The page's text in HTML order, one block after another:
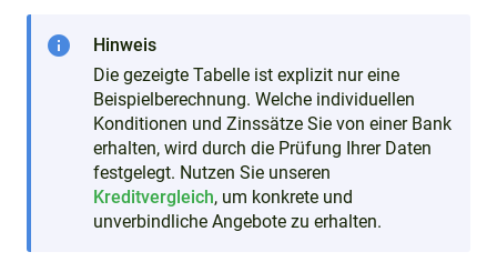
info
Hinweis
Die gezeigte Tabelle ist explizit nur eine
Beispielberechnung. Welche individuellen
Konditionen und Zinssätze Sie von einer Bank
erhalten, wird durch die Prüfung Ihrer Daten
festgelegt. Nutzen Sie unseren
Kreditvergleich, um konkrete und
unverbindliche Angebote zu erhalten.